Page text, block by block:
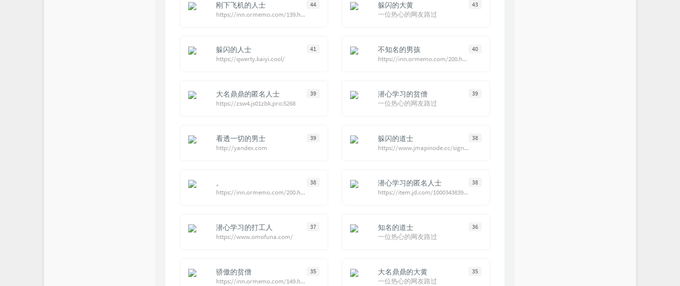
44
刚下飞机的人士
https://inn.ormemo.com/139.html
43
躲闪的大黄
一位热心的网友路过
41
躲闪的人士
https://qwerty.kaiyi.cool/
40
不知名的男孩
https://inn.ormemo.com/200.html
39
大名鼎鼎的匿名人士
https://zsw4.js01zbk.pro:5268
39
潜心学习的贫僧
一位热心的网友路过
39
看透一切的男士
http://yandex.com
38
躲闪的道士
https://www.jmapinode.cc/signup
38
。
https://inn.ormemo.com/200.html/comment-page-34
38
潜心学习的匿名人士
https://item.jd.com/100034383960.html
37
潜心学习的打工人
https://www.omofuna.com/
36
知名的道士
一位热心的网友路过
35
骄傲的贫僧
https://inn.ormemo.com/149.html
35
大名鼎鼎的大黄
一位热心的网友路过